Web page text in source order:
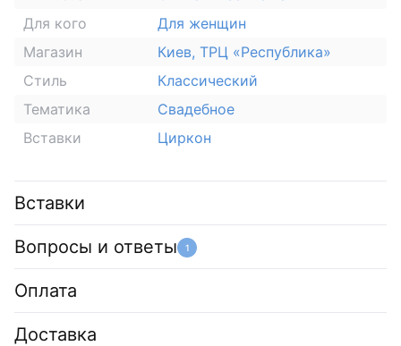
Для кого
Для женщин
Магазин
Киев, ТРЦ «Республика»
Стиль
Классический
Тематика
Свадебное
Вставки
Циркон
Вставки
Вопросы и ответы 1
Оплата
Доставка